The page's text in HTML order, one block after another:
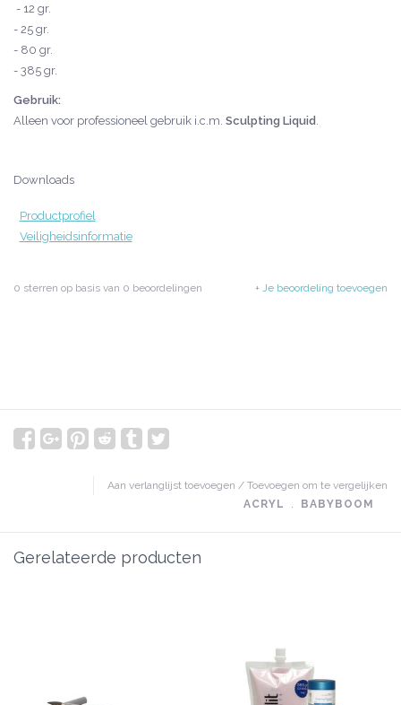
- 12 gr.
- 25 gr.
- 80 gr.
- 385 gr.
Gebruik:
Alleen voor professioneel gebruik i.c.m. Sculpting Liquid .
Downloads
Productprofiel
Veiligheidsinformatie
+ Je beoordeling toevoegen
0 sterren op basis van 0 beoordelingen
Aan verlanglijst toevoegen / Toevoegen om te vergelijken
ACRYL
﹒ BABYBOOM
Gerelateerde producten